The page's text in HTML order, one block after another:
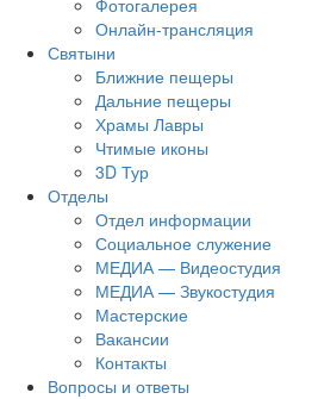
Фотогалерея
Онлайн-трансляция
Святыни
Ближние пещеры
Дальние пещеры
Храмы Лавры
Чтимые иконы
3D Тур
Отделы
Отдел информации
Социальное служение
МЕДИА — Видеостудия
МЕДИА — Звукостудия
Мастерские
Вакансии
Контакты
Вопросы и ответы